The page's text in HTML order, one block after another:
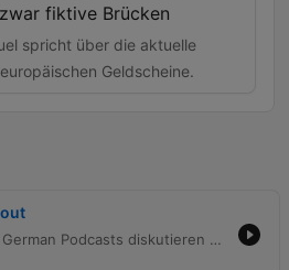
fiktive Brücken
spricht über die aktuelle
Geldscheine.
In dieser Episode des Easy German Podcasts diskutieren die Moderatoren über regionale Ausspracheunterschiede beim Wort „Kirche“ und analysieren verschiedene Kandidaten für das Jugendwort des Jahres 2026, darunter Begriffe wie „6-7“, „Digger“, „Peak“ und „Ragebait“. Zudem werden die Bedeutung des Slangs „crash-out“, eine Abstimmung über neue EU-Banknoten-Designs sowie die Einführung von Grenzkontrollen in Deutschland und deren Auswirkungen auf den Schengen-Raum thematisiert.